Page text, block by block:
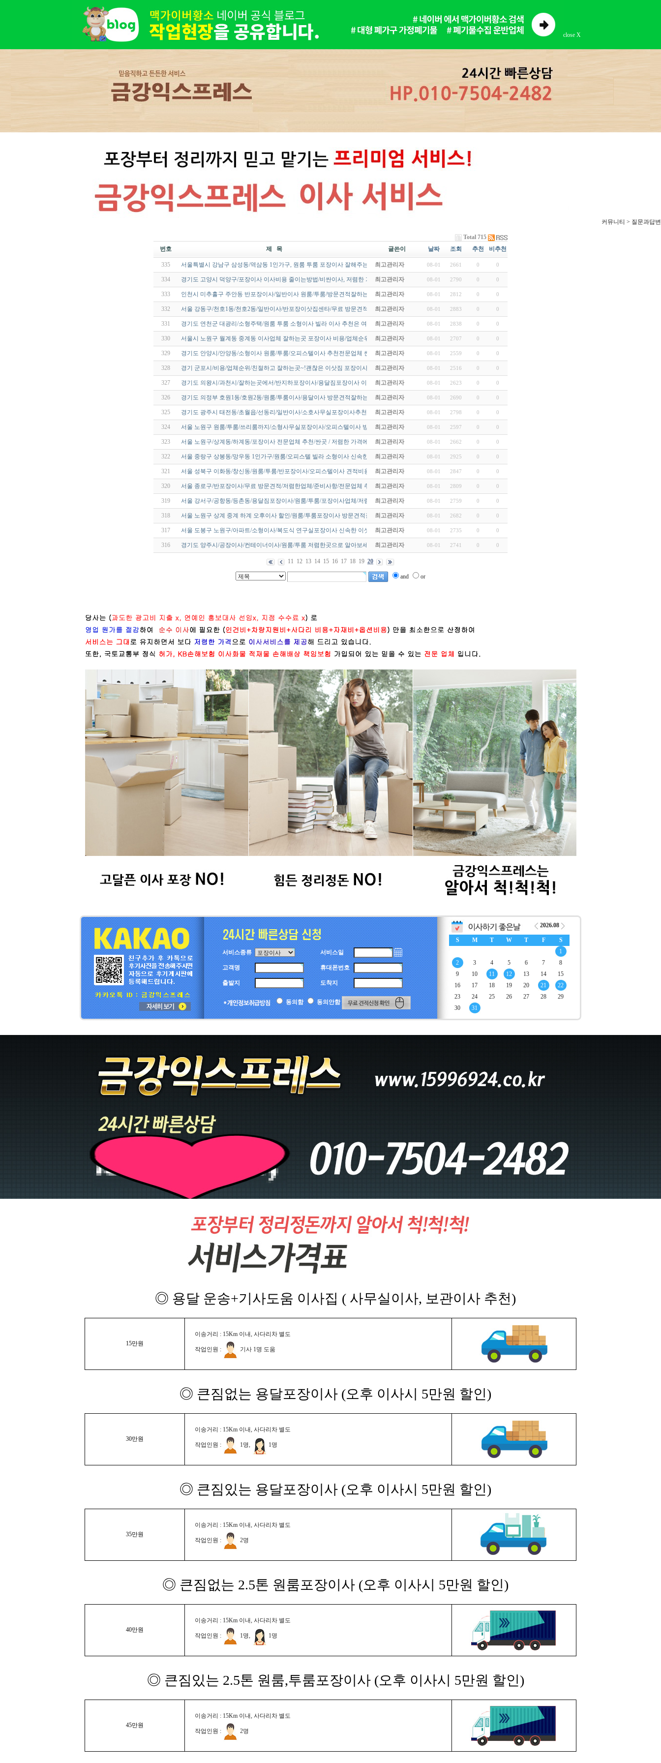
close X
커뮤니티 > 질문과답변
Total 715
번호
제 목 글쓴이 날짜 조회 추천 비추천
335 서울특별시 강남구 삼성동/역삼동 1인가구, 원룸 투룸 포장이사 잘해주는곳/여름철(장…
최고관리자 08-01 2661 0 0
334 경기도 고양시 덕양구/포장이사 이사비용 줄이는방법/비싼이사, 저렴한 가격에 해결하…
최고관리자 08-01 2790 0 0
333 인천시 미추홀구 주안동 반포장이사/일반이사 원룸/투룸/방문견적잘하는곳/무료방문~!
최고관리자 08-01 2812 0 0
332 서울 강동구/천호1동/천호2동/일반이사/반포장이삿집센타/무료 방문견적/깔끔한업체 …
최고관리자 08-01 2883 0 0
331 경기도 연천군 대광리/소형주택/원룸 투룸 소형이사 빌라 이사 추천은 여기! 최고관리자 08-01 2838 0 0
330 서울시 노원구 월계동 중계동 이사업체 잘하는곳 포장이사 비용/업체순위/친절하고 잘…
최고관리자 08-01 2707 0 0
329 경기도 안양시/안양동/소형이사 원룸/투룸/오피스텔이사 추천전문업체 싼곳/ 무료방문…
최고관리자 08-01 2559 0 0
328 경기 군포시/비용/업체순위/친절하고 잘하는곳~!괜찮은 이삿짐 포장이사업체시 이사시…
최고관리자 08-01 2516 0 0
327 경기도 의왕시/과천시/잘하는곳에서/반지하포장이사/용달짐포장이사 이사준비 무료견…
최고관리자 08-01 2623 0 0
326 경기도 의정부 호원1동/호원2동/원룸/투룸이사/용달이사 방문견적잘하는곳 ~!최고관리자 08-01 2690 0 0
325 경기도 광주시 태전동/초월읍/선동리/일반이사/소호사무실포장이사추천업체~!최고관리자 08-01 2798 0 0
324 서울 노원구 원룸/투룸/쓰리룸까지/소형사무실포장이사/오피스텔이사 방문견적잘하는…
최고관리자 08-01 2597 0 0
323 서울 노원구/상계동/하계동/포장이사 전문업체 추천/싼곳 / 저렴한 가격에 해결하세요…
최고관리자 08-01 2662 0 0
322 서울 중랑구 상봉동/망우동 1인가구/원룸/오피스텔 빌라 소형이사 신속한 이삿짐센터~…
최고관리자 08-01 2925 0 0
321 서울 성북구 이화동/창신동/원룸/투룸/반포장이사/오피스텔이사 견적비용/업체순위/친…
최고관리자 08-01 2847 0 0
320 서울 종로구/반포장이사/무료 방문견적/저렴한업체/준비사항/전문업체 추천/이삿집센…
최고관리자 08-01 2809 0 0
319 서울 강서구/공항동/등촌동/용달짐포장이사/원룸/투룸/포장이사업체/저렴한 곳/추천~!
최고관리자 08-01 2759 0 0
318 서울 노원구 상계 중계 하계 오후이사 할인/원룸/투룸포장이사 방문견적잘하는곳/무료…
최고관리자 08-01 2682 0 0
317 서울 도봉구 노원구/아파트/소형이사/복도식 연구실포장이사 신속한 이삿짐센터 확실…
최고관리자 08-01 2735 0 0
316 경기도 양주시/공장이사/컨테이너이사/원룸/투룸 저렴한곳으로 알아보세요!최고관리자 08-01 2741 0 0
11 12 13 14 15 16 17 18 19 20
and or
서비스종류 서비스일
고객명 휴대폰번호
출발지 도착지
동의함 동의안함
2026.08
S M T W T F
S
1
2
3 4 5 6 7
8
9
10 11 12 13 14
15
16
17 18 19 20 21
22
23
24 25 26 27 28
29
30
31
◎ 용달 운송+기사도움 이사집 ( 사무실이사, 보관이사 추천)
15만원
이송거리 : 15Km 이내, 사다리차 별도
작업인원 : 기사 1명 도움
◎ 큰짐없는 용달포장이사 (오후 이사시 5만원 할인)
30만원
이송거리 : 15Km 이내, 사다리차 별도
작업인원 : 1명, 1명
◎ 큰짐있는 용달포장이사 (오후 이사시 5만원 할인)
35만원
이송거리 : 15Km 이내, 사다리차 별도
작업인원 : 2명
◎ 큰짐없는 2.5톤 원룸포장이사 (오후 이사시 5만원 할인)
40만원
이송거리 : 15Km 이내, 사다리차 별도
작업인원 : 1명, 1명
◎ 큰짐있는 2.5톤 원룸,투룸포장이사 (오후 이사시 5만원 할인)
45만원
이송거리 : 15Km 이내, 사다리차 별도
작업인원 : 2명